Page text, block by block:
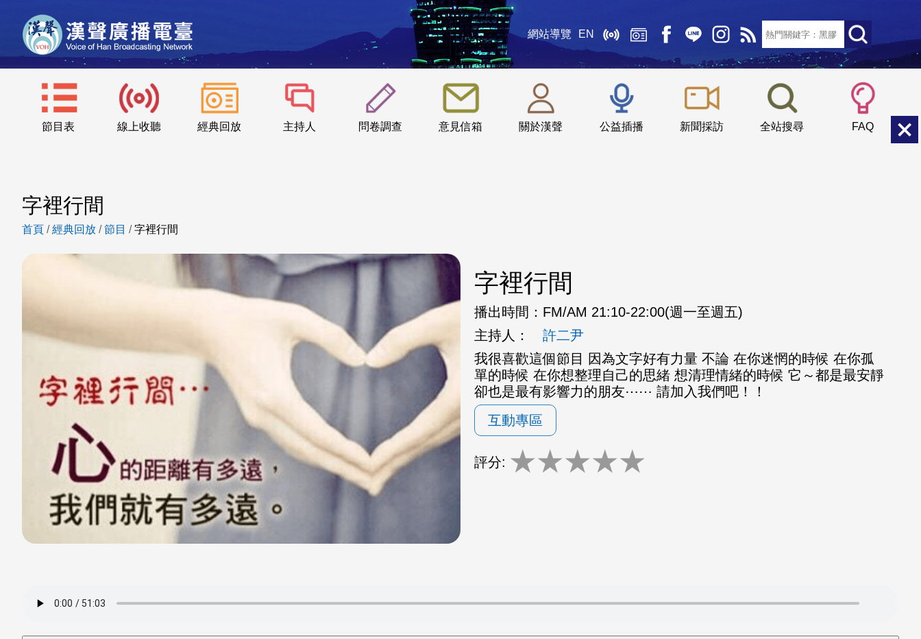
網站導覽 EN
節目表 線上收聽 經典回放 主持人 問卷調查 意見信箱 關於漢聲 公益插播 新聞採訪 全站搜尋 FAQ
::: 小 中
字裡行間
首頁 /經典回放 /節目 /字裡行間
字裡行間
播出時間： FM/AM 21:10-22:00(週一至週五)
主持人：
許二尹
我很喜歡這個節目 因為文字好有力量 不論 在你迷惘的時候 在你孤
單的時候 在你想整理自己的思緒 想清理情緒的時候 它～都是最安靜
卻也是最有影響力的朋友⋯⋯ 請加入我們吧！！
互動專區
評分: ★★★★★